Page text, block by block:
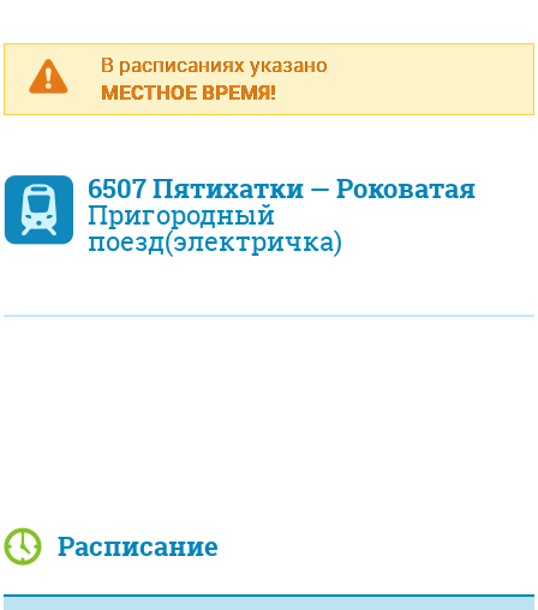
В расписаниях указано
МЕСТНОЕ ВРЕМЯ!
6507 Пятихатки — Роковатая
Пригородный
поезд(электричка)
Расписание